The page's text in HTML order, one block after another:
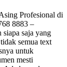
Profesional di
8883 –
saja yang
semua text
untuk
mesti